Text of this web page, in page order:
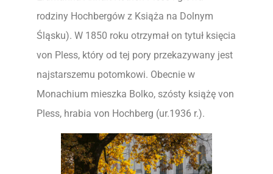
rodziny Hochbergów z Książa na Dolnym
Śląsku). W 1850 roku otrzymał on tytuł księcia
von Pless, który od tej pory przekazywany jest
najstarszemu potomkowi. Obecnie w
Monachium mieszka Bolko, szósty książę von
Pless, hrabia von Hochberg (ur.1936 r.).